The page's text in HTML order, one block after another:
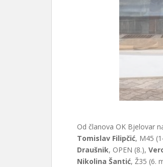
Od članova OK Bjelovar
Tomislav Filipčić, M45
Draušnik, OPEN (8.),
Nikolina Šantić, Ž35 (6.